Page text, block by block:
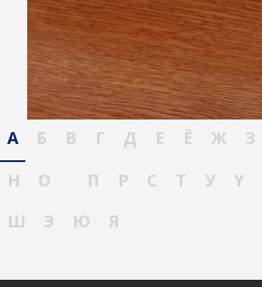
А Б В Г Д Е Ё Ж З
Н
О П Р С Т У Ү
Ш
Э Ю Я